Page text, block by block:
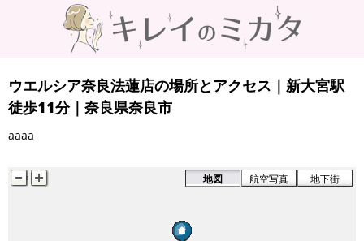
ウエルシア奈良法蓮店の場所とアクセス｜新大宮駅
徒歩11分｜奈良県奈良市
aaaa
地図 航空写真 地下街